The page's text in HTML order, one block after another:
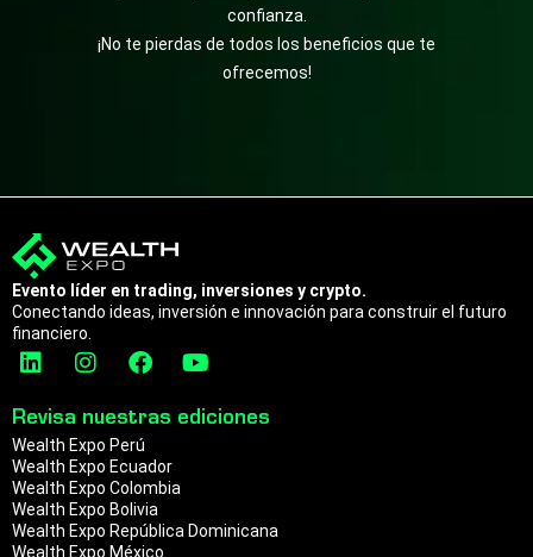
confianza.
¡No te pierdas de todos los beneficios que te
ofrecemos!
Evento líder en trading, inversiones y crypto.
Conectando ideas, inversión e innovación para construir el futuro
financiero.
L
i
k
e
d
i
n
I
n
t
a
g
r
a
m
F
a
e
b
o
o
k
Y
o
u
t
Revisa nuestras ediciones
Wealth Expo Perú
Wealth Expo Ecuador
Wealth Expo Colombia
Wealth Expo Bolivia
Wealth Expo República Dominicana
Wealth Expo México